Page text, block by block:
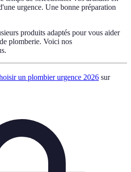
urgence. Une bonne préparation
produits adaptés pour vous aider
plomberie. Voici nos
un plombier urgence 2026 sur